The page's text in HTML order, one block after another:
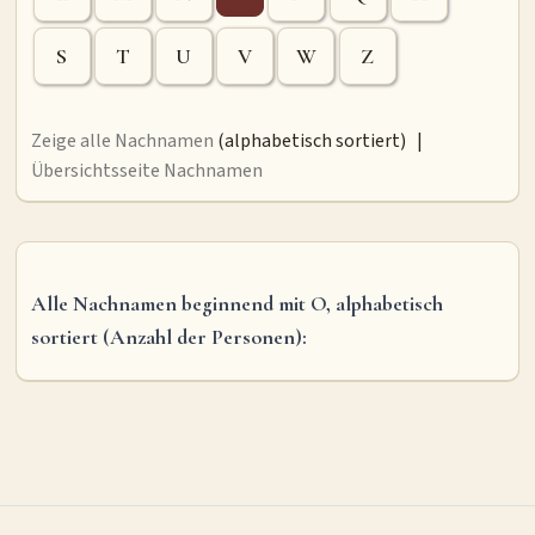
MITMACHEN
Personen-Suche Familien-Suche Gesucht-Most wanted!
Benutzer-Login beantragen
S T U V W Z
Zeige alle Nachnamen (alphabetisch sortiert) |
Übersichtsseite Nachnamen
Alle Nachnamen beginnend mit O, alphabetisch
sortiert (Anzahl der Personen):